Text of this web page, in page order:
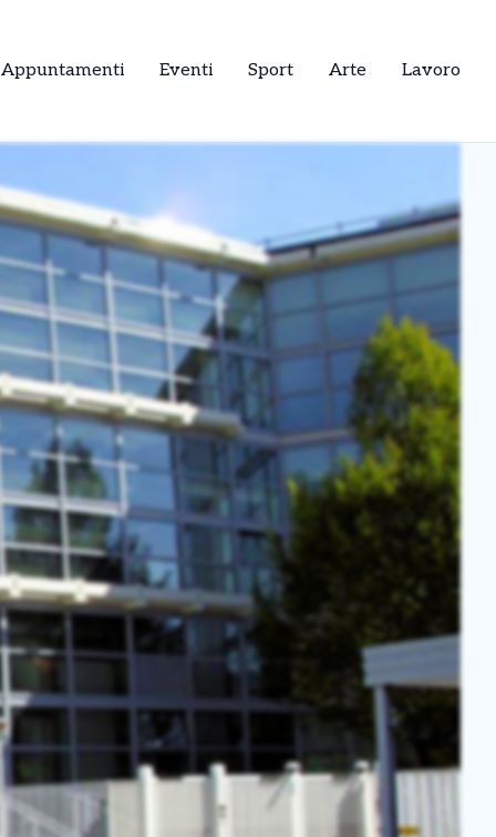
Appuntamenti Eventi Sport Arte Lavoro